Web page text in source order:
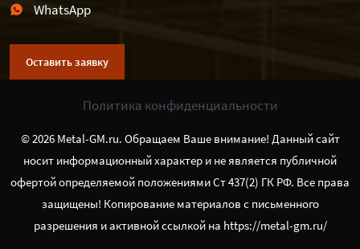
WhatsApp
Оставить заявку
Политика конфиденциальности
© 2026 Metal-GM.ru. Обращаем Ваше внимание! Данный сайт
носит информационный характер и не является публичной
офертой определяемой положениями Ст 437(2) ГК РФ. Все права
защищены! Копирование материалов с письменного
разрешения и активной ссылкой на https://metal-gm.ru/